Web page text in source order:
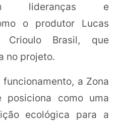
lideranças e
o produtor Lucas
Crioulo Brasil, que
no projeto.
a Zona
como uma
ecológica para a